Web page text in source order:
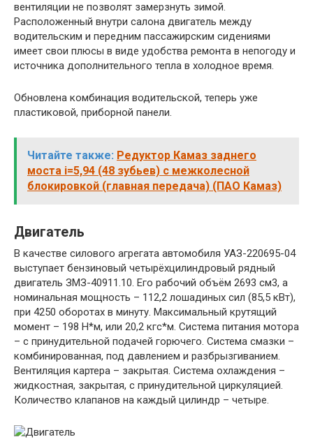
вентиляции не позволят замерзнуть зимой.
Расположенный внутри салона двигатель между
водительским и передним пассажирским сидениями
имеет свои плюсы в виде удобства ремонта в непогоду и
источника дополнительного тепла в холодное время.
Обновлена комбинация водительской, теперь уже
пластиковой, приборной панели.
Читайте также: Редуктор Камаз заднего
моста i=5,94 (48 зубьев) с межколесной
блокировкой (главная передача) (ПАО Камаз)
Двигатель
В качестве силового агрегата автомобиля УАЗ-220695-04
выступает бензиновый четырёхцилиндровый рядный
двигатель ЗМЗ-40911.10. Его рабочий объём 2693 см3, а
номинальная мощность – 112,2 лошадиных сил (85,5 кВт),
при 4250 оборотах в минуту. Максимальный крутящий
момент – 198 Н*м, или 20,2 кгс*м. Система питания мотора
– с принудительной подачей горючего. Система смазки –
комбинированная, под давлением и разбрызгиванием.
Вентиляция картера – закрытая. Система охлаждения –
жидкостная, закрытая, с принудительной циркуляцией.
Количество клапанов на каждый цилиндр – четыре.